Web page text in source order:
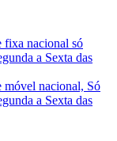
fixa nacional só
a Sexta das
móvel nacional, Só
a Sexta das